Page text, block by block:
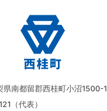
南都留郡西桂町小沼1500-1
（代表）